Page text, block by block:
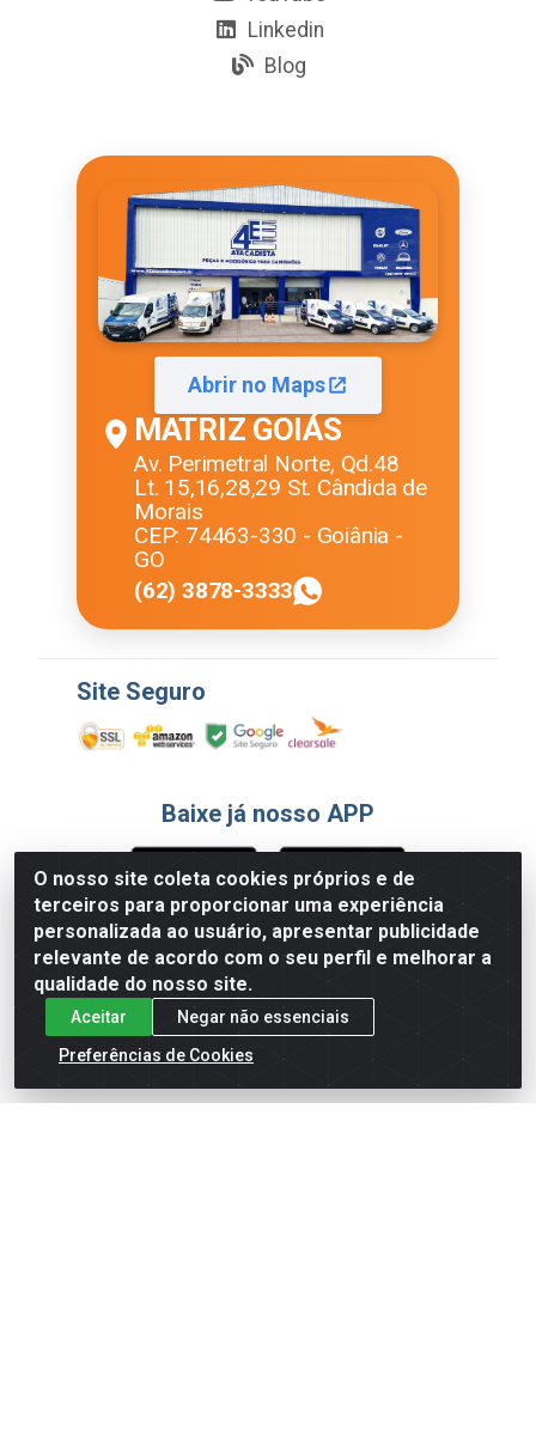
O nosso site coleta cookies próprios e de
terceiros para proporcionar uma experiência
personalizada ao usuário, apresentar publicidade
relevante de acordo com o seu perfil e melhorar a
qualidade do nosso site.
Aceitar
Negar não essenciais
Preferências de Cookies
Linkedin
Blog
Abrir no Maps
MATRIZ GOIÁS
Av. Perimetral Norte, Qd.48
Lt. 15,16,28,29 St. Cândida de
Morais
CEP: 74463-330 - Goiânia -
GO
(62) 3878-3333
Site Seguro
Baixe já nosso APP
Formas de Pagamento